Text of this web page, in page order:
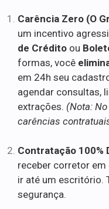
Carência Zero (O
um incentivo
de Crédito ou
formas, você
em 24h seu
agendar consultas,
extrações. (Nota:
carências
Contratação 100%
receber corretor
ir até um escritório.
segurança.